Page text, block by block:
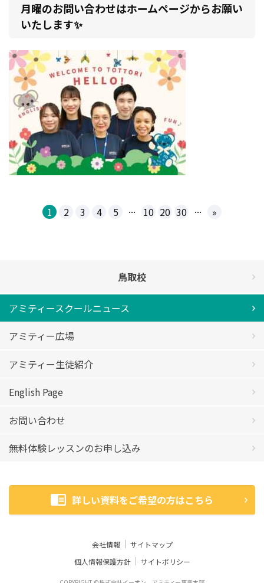
月曜のお問い合わせはホームページからお願い
いたします✨
1 2 3 4 5 ... 10 20 30 ... »
鳥取校
アミティースクールニュース
アミティー広場
アミティー生徒紹介
English Page
お問い合わせ
無料体験レッスンのお申し込み
詳しい資料をご希望の方はこちら
会社情報
サイトマップ
個人情報保護方針
サイトポリシー